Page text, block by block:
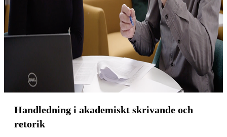
Handledning i akademiskt skrivande och
retorik